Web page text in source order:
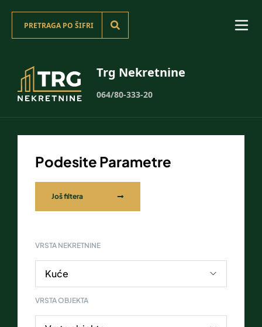
Trg Nekretnine
064/80-333-20
Podesite Parametre
Još filtera
VRSTA NEKRETNINE
VRSTA OBJEKTA